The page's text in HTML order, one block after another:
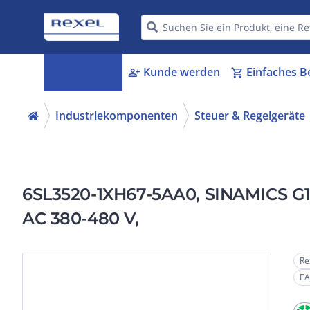
person_add Kunde werden shopping_cart Einfaches
Industriekomponenten Steuer & Regelgeräte
6SL3520-1XH67-5AA0, SINAMICS
AC 380-480 V,